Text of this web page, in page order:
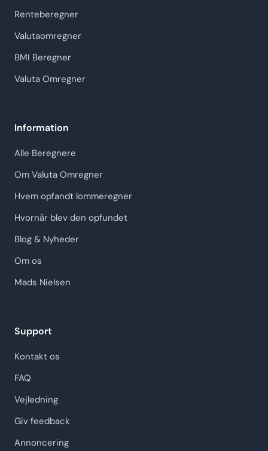
Renteberegner
Valutaomregner
BMI Beregner
Valuta Omregner
Information
Alle Beregnere
Om Valuta Omregner
Hvem opfandt lommeregner
Hvornår blev den opfundet
Blog & Nyheder
Om os
Mads Nielsen
Support
Kontakt os
FAQ
Vejledning
Giv feedback
Annoncering